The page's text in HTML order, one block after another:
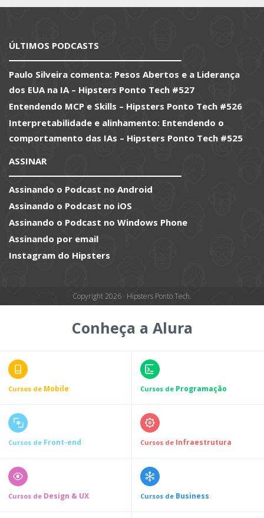
ÚLTIMOS PODCASTS
Paulo Silveira comenta: Pesos Abertos e a Liderança
dos EUA na IA – Hipsters Ponto Tech #527
Entendendo MCP e Skills – Hipsters Ponto Tech #526
Interpretabilidade e alinhamento: Entendendo o
comportamento das IAs – Hipsters Ponto Tech #525
ASSINAR
Assinando o Podcast no Android
Assinando o Podcast no iOS
Assinando o Podcast no Windows Phone
Assinando por email
Instagram do Hipsters
Copyright 2026 · Hipsters Ponto Tech.
Conheça a Alura
Cursos de Mobile Cursos de Programação
Cursos de Front-end Cursos de Infraestrutura
Cursos de Design & UX Cursos de Business